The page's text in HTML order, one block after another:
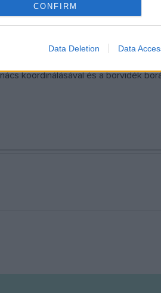
functionality and fraud
CONFIRM
Data Deletion Data
Gárdonyi-esten adnak műsort a
és az Eszterházy Károly
záró rendezvényként
koordinálásával és a borvidék